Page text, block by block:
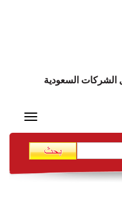
الشركات السعودية
Toggle